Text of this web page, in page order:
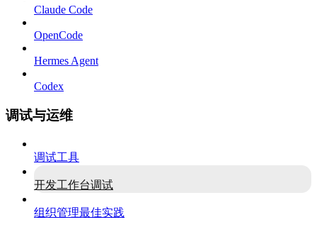
Claude Code
OpenCode
Hermes Agent
Codex
调试与运维
调试工具
开发工作台调试
组织管理最佳实践